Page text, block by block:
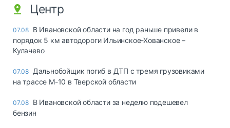
Центр
07.08 В Ивановской области на год раньше привели в
порядок 5 км автодороги Ильинское-Хованское –
Кулачево
07.08 Дальнобойщик погиб в ДТП с тремя грузовиками
на трассе М-10 в Тверской области
07.08 В Ивановской области за неделю подешевел
бензин